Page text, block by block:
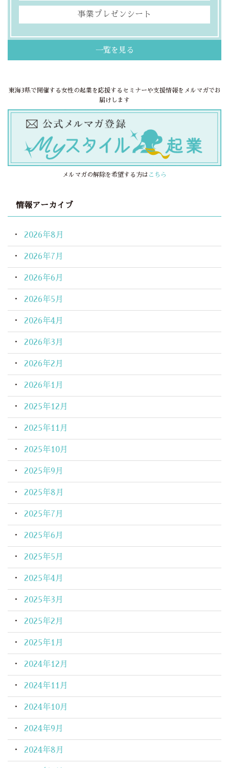
事業プレゼンシート
一覧を見る
東海3県で開催する女性の起業を応援するセミナーや支援情報をメルマガでお
届けします
メルマガの解除を希望する方は こちら
情報アーカイブ
2026年8月
2026年7月
2026年6月
2026年5月
2026年4月
2026年3月
2026年2月
2026年1月
2025年12月
2025年11月
2025年10月
2025年9月
2025年8月
2025年7月
2025年6月
2025年5月
2025年4月
2025年3月
2025年2月
2025年1月
2024年12月
2024年11月
2024年10月
2024年9月
2024年8月